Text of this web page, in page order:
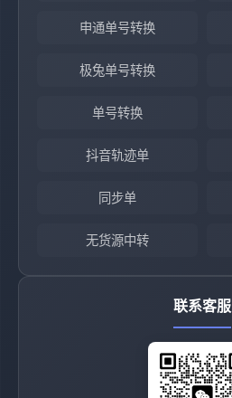
申通单号转换
极兔单号转换
单号转换
抖音轨迹单
同步单
无货源中转
联系客服